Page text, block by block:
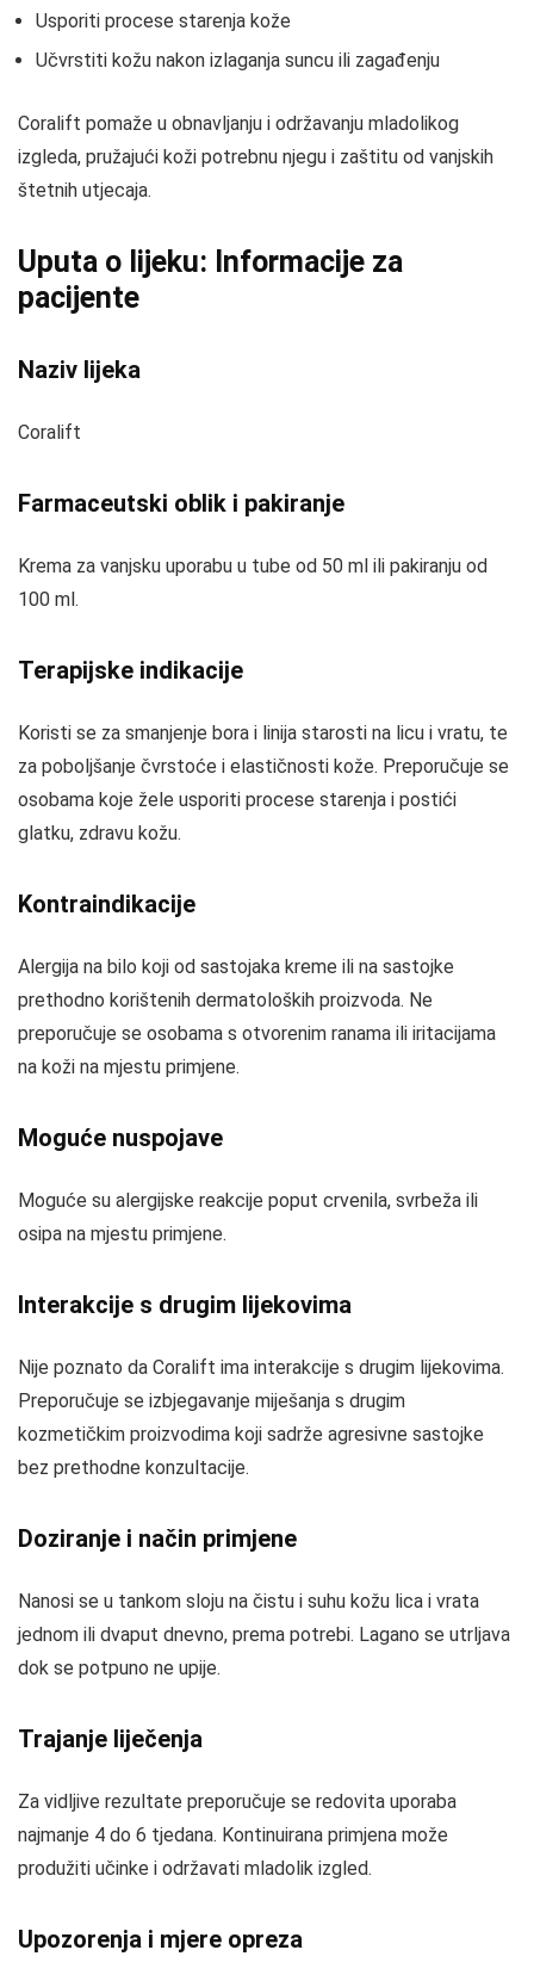
Usporiti procese starenja kože
Učvrstiti kožu nakon izlaganja suncu ili zagađenju
Coralift pomaže u obnavljanju i održavanju mladolikog
izgleda, pružajući koži potrebnu njegu i zaštitu od vanjskih
štetnih utjecaja.
Uputa o lijeku: Informacije za
pacijente
Naziv lijeka
Coralift
Farmaceutski oblik i pakiranje
Krema za vanjsku uporabu u tube od 50 ml ili pakiranju od
100 ml.
Terapijske indikacije
Koristi se za smanjenje bora i linija starosti na licu i vratu, te
za poboljšanje čvrstoće i elastičnosti kože. Preporučuje se
osobama koje žele usporiti procese starenja i postići
glatku, zdravu kožu.
Kontraindikacije
Alergija na bilo koji od sastojaka kreme ili na sastojke
prethodno korištenih dermatoloških proizvoda. Ne
preporučuje se osobama s otvorenim ranama ili iritacijama
na koži na mjestu primjene.
Moguće nuspojave
Moguće su alergijske reakcije poput crvenila, svrbeža ili
osipa na mjestu primjene.
Interakcije s drugim lijekovima
Nije poznato da Coralift ima interakcije s drugim lijekovima.
Preporučuje se izbjegavanje miješanja s drugim
kozmetičkim proizvodima koji sadrže agresivne sastojke
bez prethodne konzultacije.
Doziranje i način primjene
Nanosi se u tankom sloju na čistu i suhu kožu lica i vrata
jednom ili dvaput dnevno, prema potrebi. Lagano se utrljava
dok se potpuno ne upije.
Trajanje liječenja
Za vidljive rezultate preporučuje se redovita uporaba
najmanje 4 do 6 tjedana. Kontinuirana primjena može
produžiti učinke i održavati mladolik izgled.
Upozorenja i mjere opreza